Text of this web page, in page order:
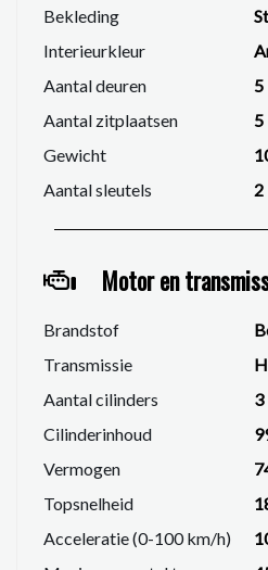
worden. Plan een afspraak
info@lwautomotive.nl.
Bekleding
Interieurkleur
Aantal deuren
5
Aantal zitplaatsen
5
Gewicht
Aantal sleutels
2
Motor en
Brandstof
Transmissie
Aantal cilinders
3
Cilinderinhoud
Vermogen
Topsnelheid
Acceleratie (0-100 km/h)